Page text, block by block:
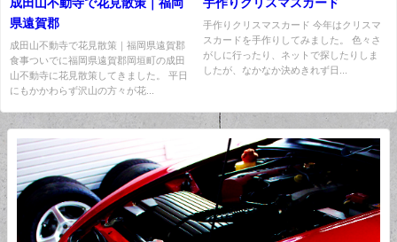
県遠賀郡
成田山不動寺で花見散策｜福岡県遠賀郡
食事ついでに福岡県遠賀郡岡垣町の成田
山不動寺に花見散策してきました。 平日
にもかかわらず沢山の方々が花...
手作りクリスマスカード 今年はクリスマ
スカードを手作りしてみました。 色々さ
がしに行ったり、ネットで探したりしま
したが、なかなか決めきれず日...